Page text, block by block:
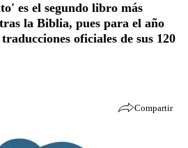
es el segundo libro más
la Biblia, pues para el año
oficiales de sus 120
Compartir